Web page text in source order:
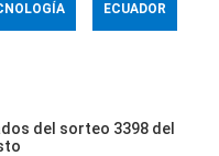
ECUADOR
del sorteo 3398 del